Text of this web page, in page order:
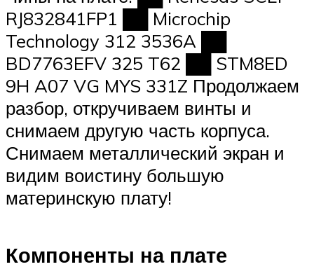
RJ832841FP1 ██ Microchip
Technology 312 3536A ██
BD7763EFV 325 T62 ██ STM8ED
9H A07 VG MYS 331Z Продолжаем
разбор, откручиваем винты и
снимаем другую часть корпуса.
Снимаем металлический экран и
видим воистину большую
материнскую плату!
Компоненты на плате